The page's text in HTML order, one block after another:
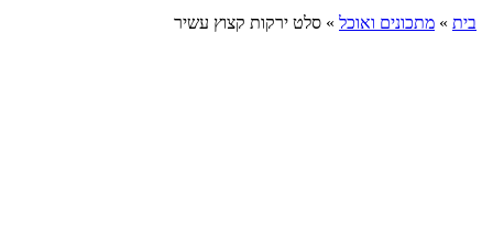
בית » מתכונים ואוכל » סלט ירקות קצוץ עשיר